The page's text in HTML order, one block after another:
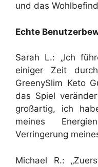
und das
Echte
Sarah L.: „Ich
einiger Zeit
GreenySlim Keto
das Spiel
großartig, ich
meines
Verringerung
Michael R.: